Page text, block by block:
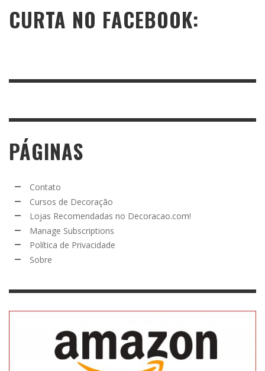
CURTA NO FACEBOOK:
PÁGINAS
Contato
Cursos de Decoração
Lojas Recomendadas no Decoracao.com!
Manage Subscriptions
Política de Privacidade
Sobre